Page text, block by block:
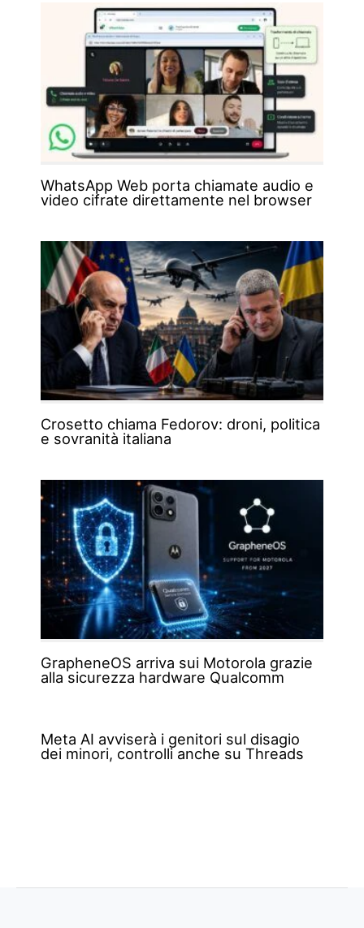
WhatsApp Web porta chiamate audio e
video cifrate direttamente nel browser
Crosetto chiama Fedorov: droni, politica
e sovranità italiana
GrapheneOS arriva sui Motorola grazie
alla sicurezza hardware Qualcomm
Meta AI avviserà i genitori sul disagio
dei minori, controlli anche su Threads